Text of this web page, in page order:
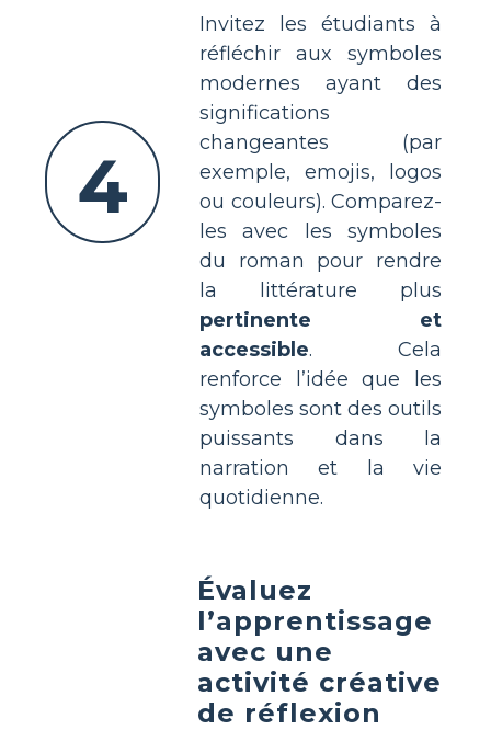
4
Invitez les étudiants à
réfléchir aux symboles
modernes ayant des
significations
changeantes (par
exemple, emojis, logos
ou couleurs). Comparez-
les avec les symboles
du roman pour rendre
la littérature plus
pertinente et
accessible. Cela
renforce l’idée que les
symboles sont des outils
puissants dans la
narration et la vie
quotidienne.
Évaluez
l’apprentissage
avec une
activité créative
de réflexion